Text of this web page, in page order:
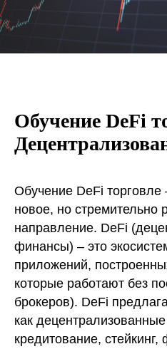
Обучение DeFi
Обучение DeFi торговле
новое, но стремительно
направление. DeFi
финансы) – это
приложений,
которые работают без
брокеров). DeFi
как
кредитование,